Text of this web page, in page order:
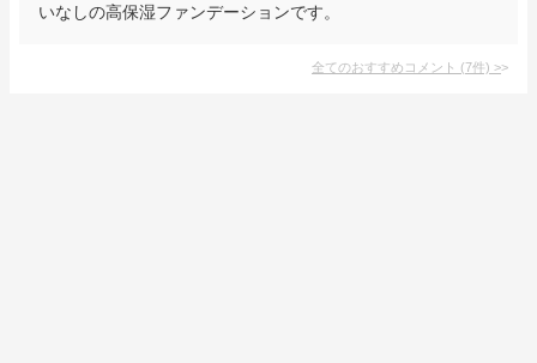
いなしの高保湿ファンデーションです。
全てのおすすめコメント (7件) >